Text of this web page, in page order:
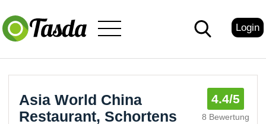
Login
Asia World China
Restaurant, Schortens
4.4/5
8 Bewertung